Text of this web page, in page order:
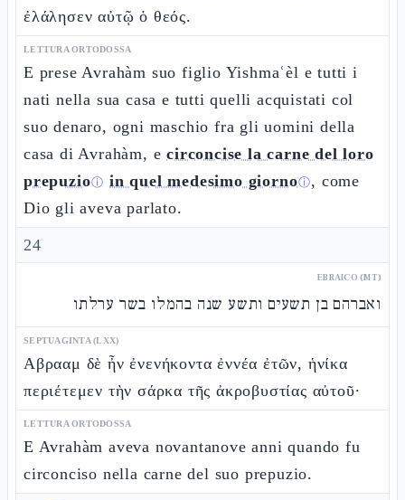
ἐλάλησεν αὐτῷ ὁ θεός.
LETTURA ORTODOSSA
E prese Avrahàm suo figlio Yishmaʿèl e tutti i
nati nella sua casa e tutti quelli acquistati col
suo denaro, ogni maschio fra gli uomini della
casa di Avrahàm, ecirconcise la carne del loro
prepuzioⓘ in quel medesimo giornoⓘ, come
Dio gli aveva parlato.
24
EBRAICO (MT)
ואברהם בן תשעים ותשע שנה בהמלו בשר ערלתו
SEPTUAGINTA (LXX)
Αβρααμ δὲ ἦν ἐνενήκοντα ἐννέα ἐτῶν, ἡνίκα
περιέτεμεν τὴν σάρκα τῆς ἀκροβυστίας αὐτοῦ·
LETTURA ORTODOSSA
E Avrahàm aveva novantanove anni quando fu
circonciso nella carne del suo prepuzio.